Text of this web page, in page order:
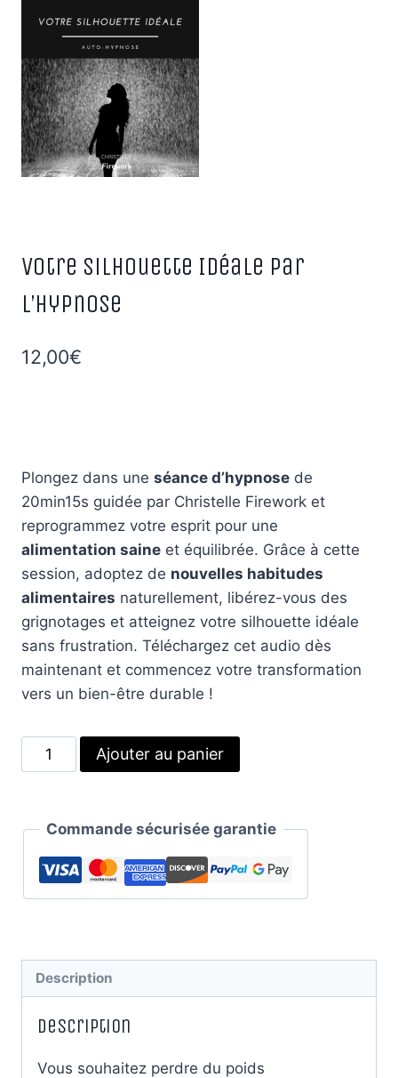
Votre Silhouette Idéale par
l’Hypnose
12,00€
Plongez dans une séance d’hypnose de
20min15s guidée par Christelle Firework et
reprogrammez votre esprit pour une
alimentation saine et équilibrée. Grâce à cette
session, adoptez de nouvelles habitudes
alimentaires naturellement, libérez-vous des
grignotages et atteignez votre silhouette idéale
sans frustration. Téléchargez cet audio dès
maintenant et commencez votre transformation
vers un bien-être durable !
quantité
de
Silhouette
par
Ajouter au panier
Commande sécurisée garantie
Description
Description
Vous souhaitez perdre du poids